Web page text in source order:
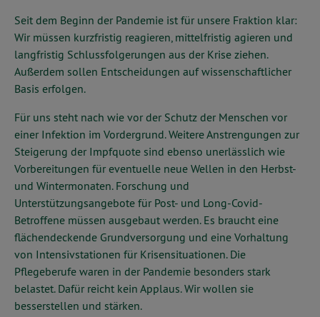
Seit dem Beginn der Pandemie ist für unsere Fraktion klar:
Wir müssen kurzfristig reagieren, mittelfristig agieren und
langfristig Schlussfolgerungen aus der Krise ziehen.
Außerdem sollen Entscheidungen auf wissenschaftlicher
Basis erfolgen.
Für uns steht nach wie vor der Schutz der Menschen vor
einer Infektion im Vordergrund. Weitere Anstrengungen zur
Steigerung der Impfquote sind ebenso unerlässlich wie
Vorbereitungen für eventuelle neue Wellen in den Herbst-
und Wintermonaten. Forschung und
Unterstützungsangebote für Post- und Long-Covid-
Betroffene müssen ausgebaut werden. Es braucht eine
flächendeckende Grundversorgung und eine Vorhaltung
von Intensivstationen für Krisensituationen. Die
Pflegeberufe waren in der Pandemie besonders stark
belastet. Dafür reicht kein Applaus. Wir wollen sie
besserstellen und stärken.